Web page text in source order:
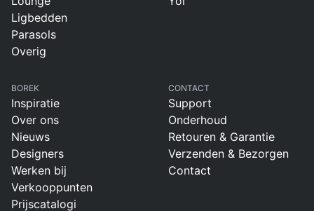
Ligbedden
Parasols
Overig
BOREK
Inspiratie
Over ons
Nieuws
Designers
Werken bij
Verkooppunten
Prijscatalogi
CONTACT
Support
Onderhoud
Retouren & Garantie
Verzenden & Bezorgen
Contact